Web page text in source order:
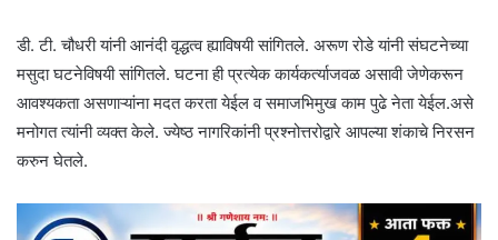
डी. टी. चौधरी यांनी आनंदी वृद्धत्व ह्याविषयी सांगितले. अरूण रोडे यांनी संघटनेच्या
मसुदा घटनेविषयी सांगितले. घटना ही प्रत्येक कार्यकर्त्याजवळ असावी जेणेकरून
आवश्यकता असणाऱ्यांना मदत करता येईल व समाजभिमुख काम पुढे नेता येईल.असे
मनोगत त्यांनी व्यक्त केले. ज्येष्ठ नागरिकांनी प्रश्नोत्तरोद्वारे आपल्या शंकाचे निरसन
करुन घेतले.